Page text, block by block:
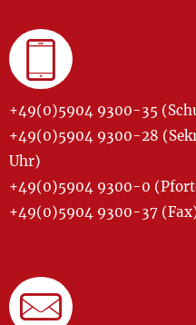
+49(0)5904 9300-35
+49(0)5904 9300-28
Uhr)
+49(0)5904 9300-0
+49(0)5904 9300-37